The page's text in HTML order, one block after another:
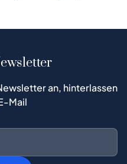
an, hinterlassen
Mail